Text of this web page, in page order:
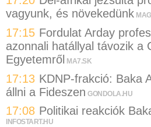
vagyunk, és növekedünk
17:15 Fordulat Arday
azonnali hatállyal távozik a
Egyetemről
MA7.SK
17:13 KDNP-frakció: Baka
állni a Fideszen GONDOLA.HU
17:08 Politikai reakciók
INFOSTART.HU